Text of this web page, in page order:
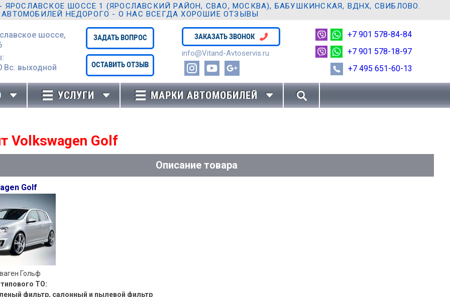
ШОССЕ 1 (ЯРОСЛАВСКИЙ РАЙОН, СВАО, МОСКВА), БАБУШКИНСКАЯ, ВДНХ, СВИБЛОВО.
АВТОМОБИЛЕЙ НЕДОРОГО - О НАС ВСЕГДА ХОРОШИЕ ОТЗЫВЫ
шоссе,
Вc. выходной
ЗАДАТЬ ВОПРОС
ОСТАВИТЬ ОТЗЫВ
ЗАКАЗАТЬ ЗВОНОК
info@Vitand-Avtoservis.ru
+7 901 578-84-84
+7 901 578-18-97
+7 495 651-60-13
УСЛУГИ МАРКИ АВТОМОБИЛЕЙ
Volkswagen Golf
Описание товара
Golf
Гольф
ТО:
фильтр, салонный и пылевой фильтр